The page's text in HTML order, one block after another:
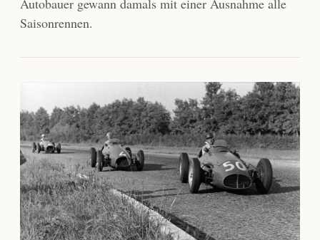
Autobauer gewann damals mit einer Ausnahme alle
Saisonrennen.